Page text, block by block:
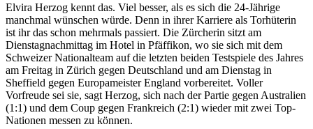
Elvira Herzog kennt das. Viel besser, als es sich die 24-Jährige
manchmal wünschen würde. Denn in ihrer Karriere als Torhüterin
ist ihr das schon mehrmals passiert. Die Zürcherin sitzt am
Dienstagnachmittag im Hotel in Pfäffikon, wo sie sich mit dem
Schweizer Nationalteam auf die letzten beiden Testspiele des Jahres
am Freitag in Zürich gegen Deutschland und am Dienstag in
Sheffield gegen Europameister England vorbereitet. Voller
Vorfreude sei sie, sagt Herzog, sich nach der Partie gegen Australien
(1:1) und dem Coup gegen Frankreich (2:1) wieder mit zwei Top-
Nationen messen zu können.